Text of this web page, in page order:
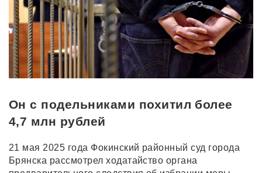
Он с подельниками похитил более
4,7 млн рублей
21 мая 2025 года Фокинский районный суд города
Брянска рассмотрел ходатайство органа